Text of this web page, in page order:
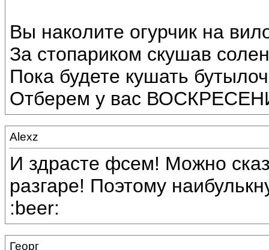
Вы накoлите огурчик на
За стопариком скушав
Пока будете кушать
Отберем у вас
Alexz
И здрасте фсем! Можно
разгаре! Поэтому
:beer:
Георг